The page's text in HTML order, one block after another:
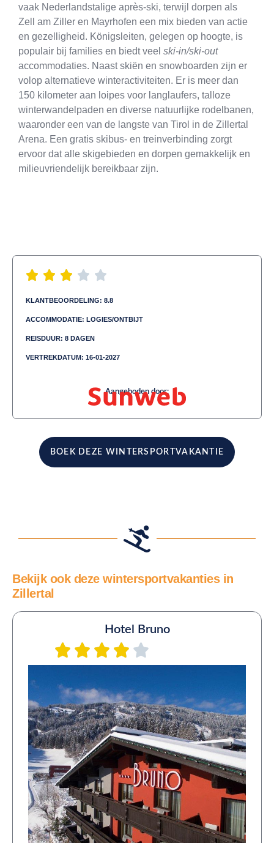
vaak Nederlandstalige après-ski, terwijl dorpen als
Zell am Ziller en Mayrhofen een mix bieden van actie
en gezelligheid. Königsleiten, gelegen op hoogte, is
populair bij families en biedt veel ski-in/ski-out
accommodaties. Naast skiën en snowboarden zijn er
volop alternatieve winteractiviteiten. Er is meer dan
150 kilometer aan loipes voor langlaufers, talloze
winterwandelpaden en diverse natuurlijke rodelbanen,
waaronder een van de langste van Tirol in de Zillertal
Arena. Een gratis skibus- en treinverbinding zorgt
ervoor dat alle skigebieden en dorpen gemakkelijk en
milieuvriendelijk bereikbaar zijn.
KLANTBEOORDELING: 8.8
ACCOMMODATIE: LOGIES/ONTBIJT
REISDUUR: 8 DAGEN
VERTREKDATUM: 16-01-2027
Aangeboden door:
BOEK DEZE WINTERSPORTVAKANTIE
Bekijk ook deze wintersportvakanties in
Zillertal
Hotel Bruno